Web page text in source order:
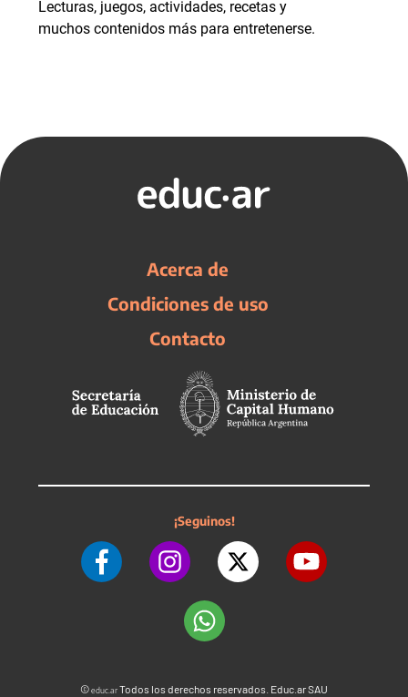
Lecturas, juegos, actividades, recetas y
muchos contenidos más para entretenerse.
Acerca de
Condiciones de uso
Contacto
¡Seguinos!
©educ.arTodos los derechos reservados. Educ.ar SAU